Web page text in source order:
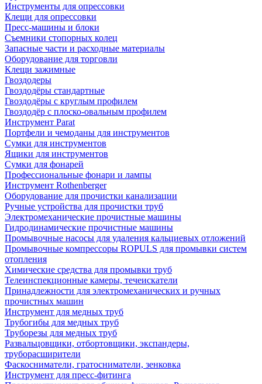
Инструменты для опрессовки
Клещи для опрессовки
Пресс-машины и блоки
Съемники стопорных колец
Запасные части и расходные материалы
Оборудование для торговли
Клещи зажимные
Гвоздодеры
Гвоздодёры стандартные
Гвоздодёры с круглым профилем
Гвоздодёр с плоско-овальным профилем
Инструмент Parat
Портфели и чемоданы для инструментов
Сумки для инструментов
Ящики для инструментов
Сумки для фонарей
Профессиональные фонари и лампы
Инструмент Rothenberger
Оборудование для прочистки канализации
Ручные устройства для прочистки труб
Электромеханические прочистные машины
Гидродинамические прочистные машины
Промывочные насосы для удаления кальциевых отложений
Промывочные компрессоры ROPULS для промывки систем
отопления
Химические средства для промывки труб
Телеинспекционные камеры, течеискатели
Принадлежности для электромеханических и ручных
прочистных машин
Инструмент для медных труб
Трубогибы для медных труб
Труборезы для медных труб
Развальцовщики, отбортовщики, экспандеры,
труборасширители
Фаскосниматели, гратосниматели, зенковка
Инструмент для пресс-фитинга